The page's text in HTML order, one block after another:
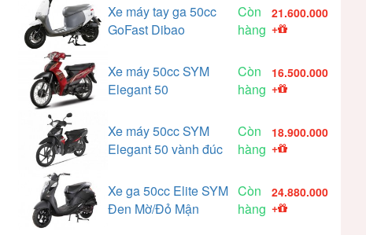
Xe máy tay ga 50cc
GoFast Dibao
Còn
hàng
21.600.000
+
Xe máy 50cc SYM
Elegant 50
Còn
hàng
16.500.000
+
Xe máy 50cc SYM
Elegant 50 vành đúc
Còn
hàng
18.900.000
+
Xe ga 50cc Elite SYM
Đen Mờ/Đỏ Mận
Còn
hàng
24.880.000
+